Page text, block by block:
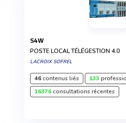
S4W
POSTE LOCAL TÉLÉGESTION 4.0
LACROIX SOFREL
46contenus liés 133
16376consultations récentes